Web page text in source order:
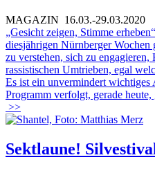
MAGAZIN 16.03.-29.03.2020
„Gesicht zeigen, Stimme
diesjährigen Nürnberger Wochen
zu verstehen, sich zu
rassistischen Umtrieben, egal
Es ist ein unvermindert wichtiges
Programm verfolgt, gerade
>>
Sektlaune!